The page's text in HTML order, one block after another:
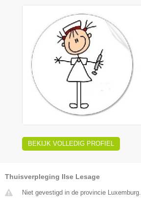
BEKIJK VOLLEDIG PROFIEL
Thuisverpleging Ilse Lesage
Niet gevestigd in de provincie Luxemburg.